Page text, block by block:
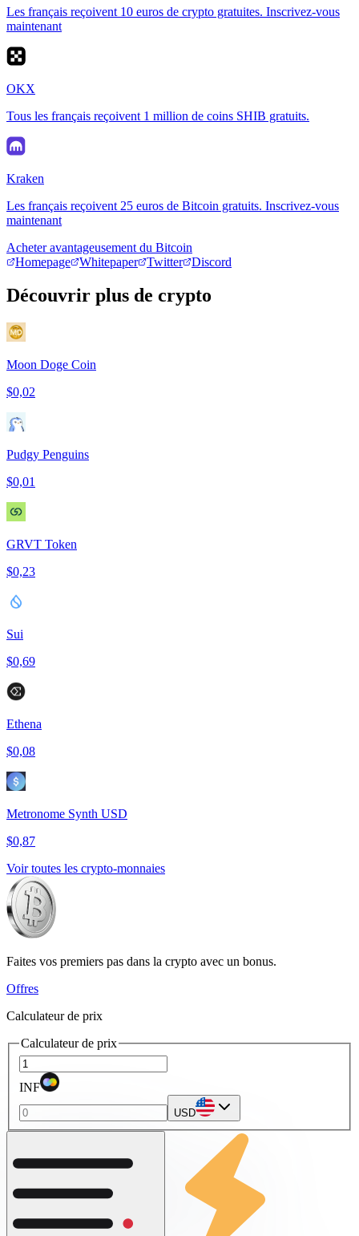
Les français reçoivent 10 euros de crypto gratuites. Inscrivez-vous
maintenant
OKX
Tous les français reçoivent 1 million de coins SHIB gratuits.
Kraken
Les français reçoivent 25 euros de Bitcoin gratuits. Inscrivez-vous
maintenant
Acheter avantageusement du Bitcoin
Homepage
Whitepaper Twitter Discord
Découvrir plus de crypto
Moon Doge Coin
$0,02
Pudgy Penguins
$0,01
GRVT Token
$0,23
Sui
$0,69
Ethena
$0,08
Metronome Synth USD
$0,87
Voir toutes les crypto-monnaies
Faites vos premiers pas dans la crypto avec un bonus.
Offres
Calculateur de prix
Calculateur de prix
INF
USD